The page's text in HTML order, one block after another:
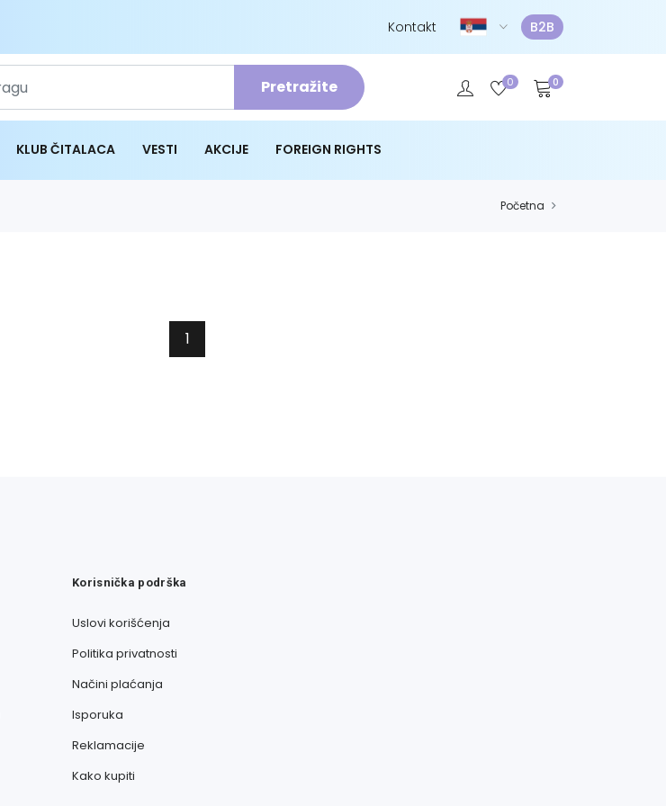
Kontakt B2B
Pretražite 0 0
KLUB ČITALACA VESTI AKCIJE FOREIGN RIGHTS
Početna
1
Korisnička podrška
Uslovi korišćenja
Politika privatnosti
Načini plaćanja
Isporuka
Reklamacije
Kako kupiti